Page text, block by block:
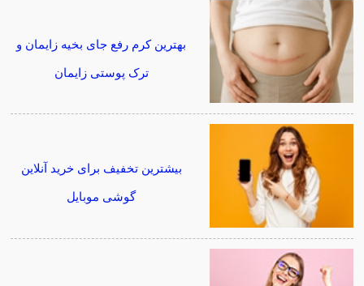
بهترین کرم رفع جای بخیه زایمان و
ترک پوستی زایمان
بیشترین تخفیف برای خرید آنلاین
گوشی موبایل